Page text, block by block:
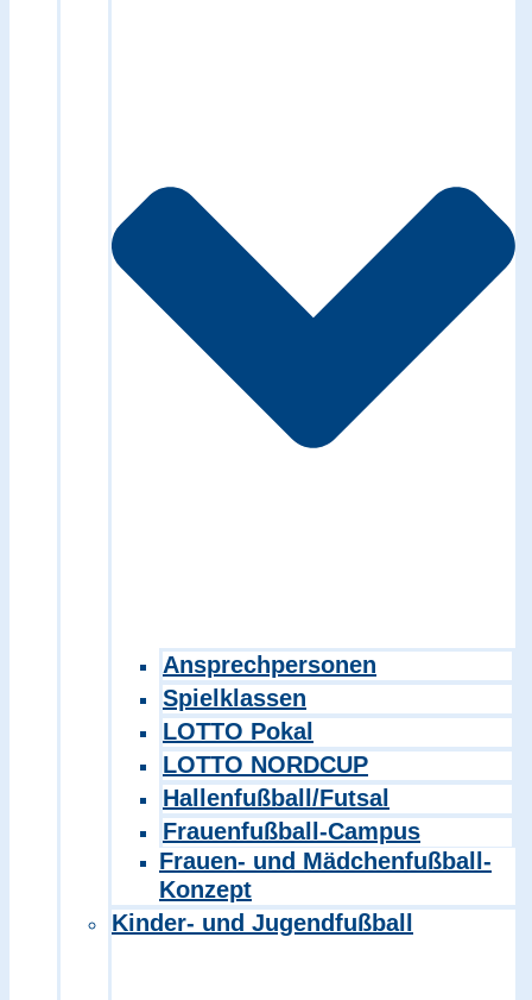
Ansprechpersonen
Spielklassen
LOTTO Pokal
LOTTO NORDCUP
Hallenfußball/Futsal
Frauenfußball-Campus
Frauen- und Mädchenfußball-
Konzept
Kinder- und Jugendfußball